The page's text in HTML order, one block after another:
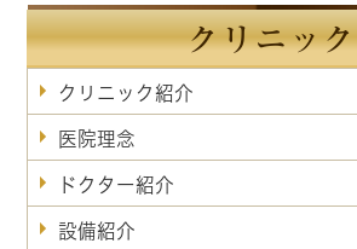
クリニック
クリニック紹介
医院理念
ドクター紹介
設備紹介